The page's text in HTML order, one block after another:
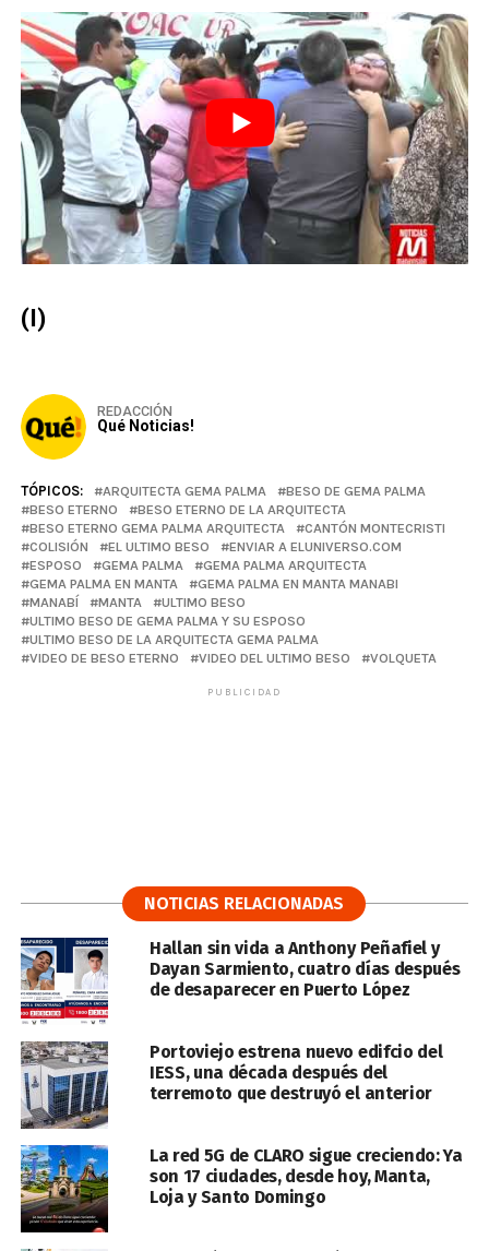
(I)
REDACCIÓN
Qué Noticias!
TÓPICOS: ARQUITECTA GEMA PALMA
BESO DE GEMA PALMA
BESO ETERNO
BESO ETERNO DE LA ARQUITECTA
BESO ETERNO GEMA PALMA ARQUITECTA
CANTÓN MONTECRISTI
COLISIÓN
EL ULTIMO BESO
ENVIAR A ELUNIVERSO.COM
ESPOSO
GEMA PALMA
GEMA PALMA ARQUITECTA
GEMA PALMA EN MANTA
GEMA PALMA EN MANTA MANABI
MANABÍ
MANTA
ULTIMO BESO
ULTIMO BESO DE GEMA PALMA Y SU ESPOSO
ULTIMO BESO DE LA ARQUITECTA GEMA PALMA
VIDEO DE BESO ETERNO
VIDEO DEL ULTIMO BESO VOLQUETA
PUBLICIDAD
NOTICIAS RELACIONADAS
Hallan sin vida a Anthony Peñafiel y
Dayan Sarmiento, cuatro días después
de desaparecer en Puerto López
Portoviejo estrena nuevo edifcio del
IESS, una década después del
terremoto que destruyó el anterior
La red 5G de CLARO sigue creciendo: Ya
son 17 ciudades, desde hoy, Manta,
Loja y Santo Domingo